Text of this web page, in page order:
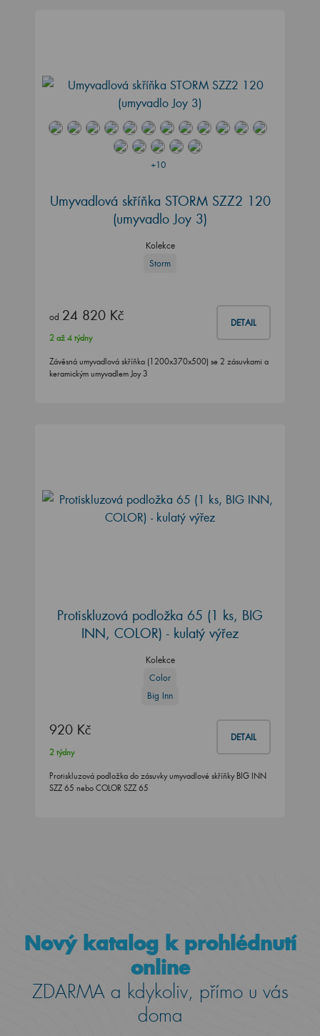
+10
Umyvadlová skříňka STORM SZZ2 120
(umyvadlo Joy 3)
Kolekce
Storm
od 24 820 Kč DETAIL
2 až 4 týdny
Závěsná umyvadlová skříňka (1200x370x500) se 2 zásuvkami a
keramickým umyvadlem Joy 3
Protiskluzová podložka 65 (1 ks, BIG
INN, COLOR) - kulatý výřez
Kolekce
Color
Big Inn
920 Kč DETAIL
2 týdny
Protiskluzová podložka do zásuvky umyvadlové skříňky BIG INN
SZZ 65 nebo COLOR SZZ 65
Nový katalog k prohlédnutí
online
ZDARMA a kdykoliv, přímo u vás
doma